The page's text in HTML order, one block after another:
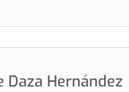
Daza Hernández